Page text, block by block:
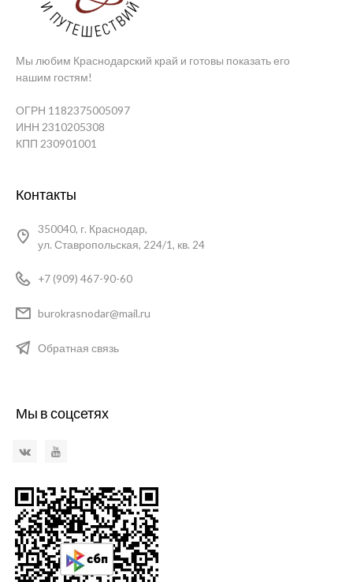
Мы любим Краснодарский край и готовы показать его
нашим гостям!
ОГРН 1182375005097
ИНН 2310205308
КПП 230901001
Контакты
350040, г. Краснодар,
ул. Ставропольская, 224/1, кв. 24
+7 (909) 467-90-60
burokrasnodar@mail.ru
Обратная связь
Мы в соцсетях